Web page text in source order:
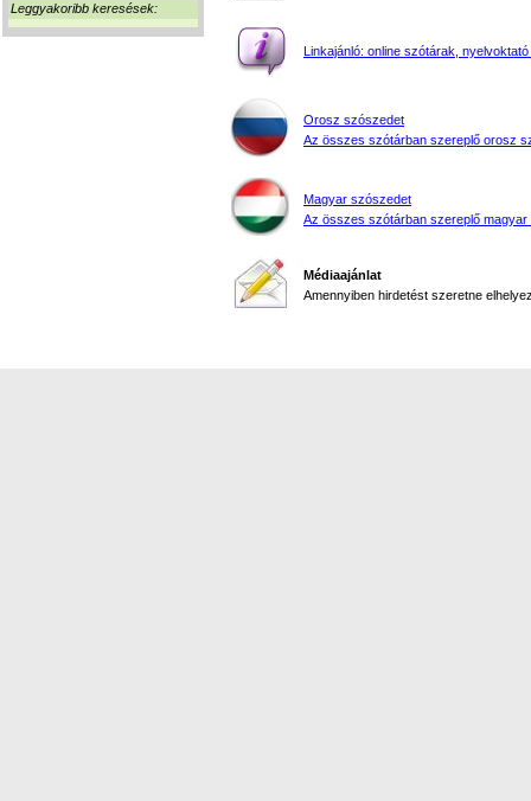
Leggyakoribb keresések:
Linkajánló: online szótárak, nyelvoktató
Orosz szószedet
Az összes szótárban szereplő orosz
Magyar szószedet
Az összes szótárban szereplő magyar
Médiaajánlat
Amennyiben hirdetést szeretne